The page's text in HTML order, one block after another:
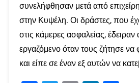
συνελήφθησαν μετά από
στην Κυψέλη. Οι δράστες, που
στις κάμερες ασφαλείας, έδειραν
εργαζόμενο όταν τους ζήτησε
και είπε σε έναν εξ αυτών να